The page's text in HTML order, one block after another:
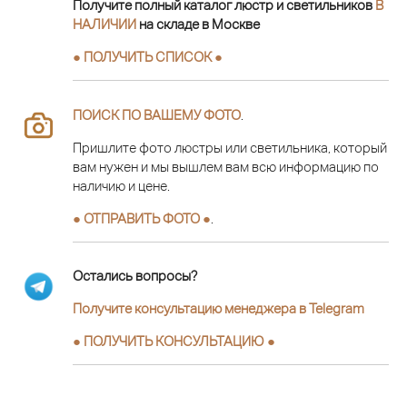
Получите полный каталог люстр и светильников В
НАЛИЧИИ на складе в Москве
● ПОЛУЧИТЬ СПИСОК ●
ПОИСК ПО ВАШЕМУ ФОТО
Пришлите фото люстры или светильника, который
вам нужен и мы вышлем вам всю информацию по
наличию и цене.
● ОТПРАВИТЬ ФОТО ●
Остались вопросы?
Получите консультацию менеджера в Telegram
● ПОЛУЧИТЬ КОНСУЛЬТАЦИЮ ●